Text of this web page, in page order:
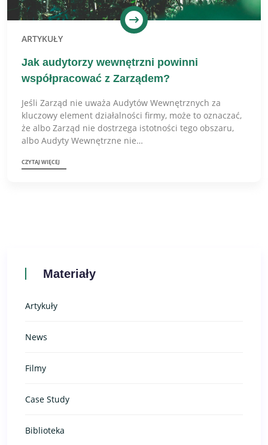
ARTYKUŁY
Jak audytorzy wewnętrzni powinni
współpracować z Zarządem?
Jeśli Zarząd nie uważa Audytów Wewnętrznych za
kluczowy element działalności firmy, może to oznaczać,
że albo Zarząd nie dostrzega istotności tego obszaru,
albo Audyty Wewnętrzne nie…
CZYTAJ WIĘCEJ
Materiały
Artykuły
News
Filmy
Case Study
Biblioteka